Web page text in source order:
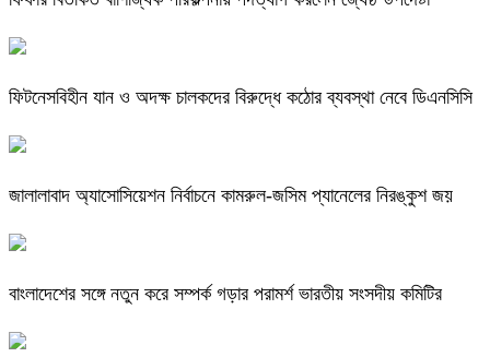
ফিটনেসবিহীন যান ও অদক্ষ চালকদের বিরুদ্ধে কঠোর ব্যবস্থা নেবে ডিএনসিসি
জালালাবাদ অ্যাসোসিয়েশন নির্বাচনে কামরুল-জসিম প্যানেলের নিরঙ্কুশ জয়
বাংলাদেশের সঙ্গে নতুন করে সম্পর্ক গড়ার পরামর্শ ভারতীয় সংসদীয় কমিটির